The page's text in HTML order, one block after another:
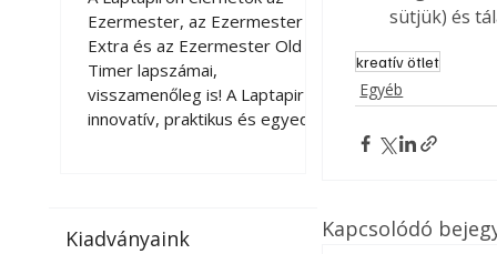
Ezermester, az Ezermester
Extra és az Ezermester Old
Timer lapszámai,
visszamenőleg is! A Laptapir új,
innovatív, praktikus és egyedi
az otthonában, útközben vagy
Ezermester, az
Timer lapszámai,
visszamenőleg is! A
megoldás a
vagy táblagépen.
az otthonában,
Kiadványaink
sütjük) és
kreatív ötlet
Egyéb
Kapcsolódó